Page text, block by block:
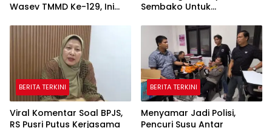
Wasev TMMD Ke-129, Ini
Sembako Untuk
BERITA TERKINI
Viral Komentar Soal BPJS,
RS Pusri Putus Kerjasama
BERITA TERKINI
Menyamar Jadi Polisi,
Pencuri Susu Antar